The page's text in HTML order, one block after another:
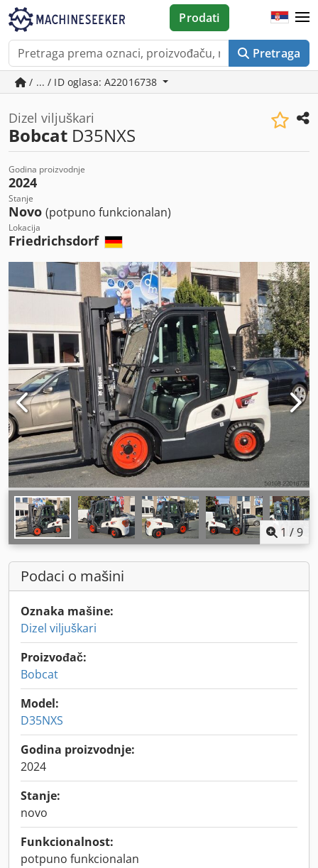
Pretraga
Prodati
/ ... / ID oglasa: A22016738
Dizel viljuškari
Bobcat D35NXS
Godina proizvodnje
2024
Stanje
Novo (potpuno funkcionalan)
Lokacija
Friedrichsdorf
1 /9
Podaci o mašini
Oznaka mašine:
Dizel viljuškari
Proizvođač:
Bobcat
Model:
D35NXS
Godina proizvodnje:
2024
Stanje:
novo
Funkcionalnost:
potpuno funkcionalan